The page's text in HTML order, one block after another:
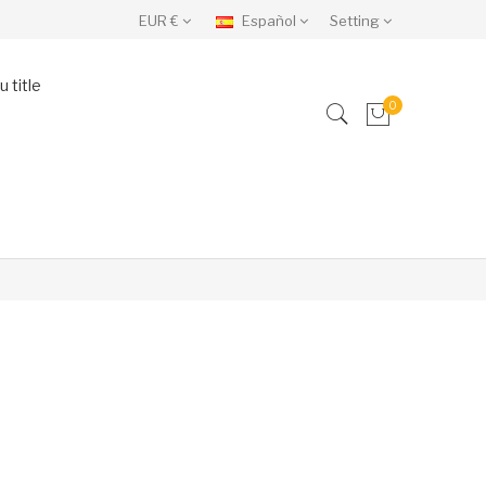
Setting
Español
EUR €
title
0